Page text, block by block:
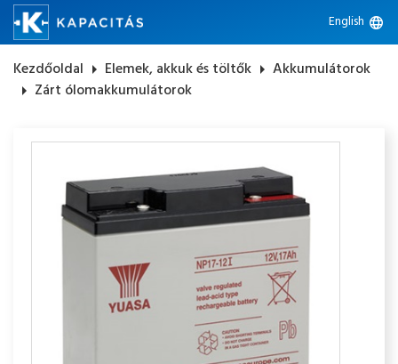
English language
Kezdőoldal arrow_right Elemek, akkuk és töltők arrow_right Akkumulátorok
arrow_right Zárt ólomakkumulátorok